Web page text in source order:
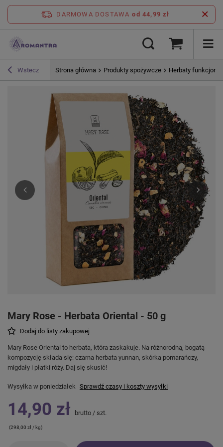
DARMOWA DOSTAWA od 44,99 zł
Wstecz Strona główna Produkty spożywcze Herbaty
Mary Rose - Herbata Oriental - 50 g
Dodaj do listy zakupowej
Mary Rose Oriental to herbata, która zaskakuje. Na różnorodną, bogatą
kompozycję składa się: czarna herbata yunnan, skórka pomarańczy,
migdały i płatki róży. Daj się skusić!
Wysyłka w poniedziałek Sprawdź czasy i koszty wysyłki
14,90 zł brutto / szt.
(298,00 zł / kg)